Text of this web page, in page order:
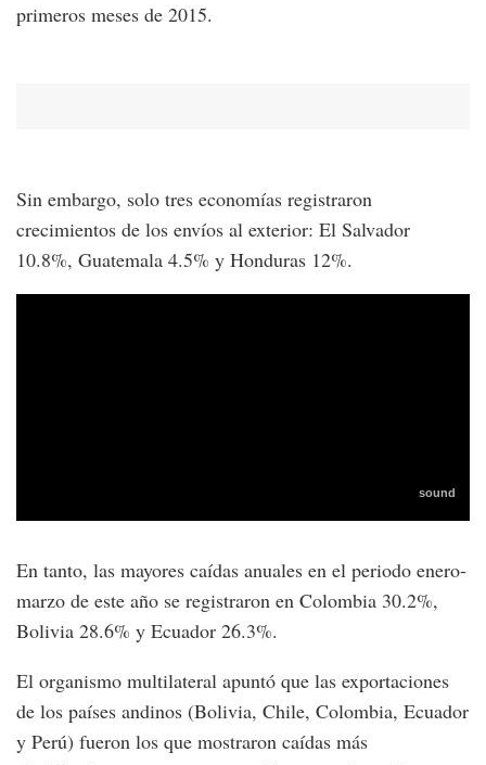
primeros meses de 2015.
Sin embargo, solo tres economías registraron
crecimientos de los envíos al exterior: El Salvador
10.8%, Guatemala 4.5% y Honduras 12%.
En tanto, las mayores caídas anuales en el periodo enero-
marzo de este año se registraron en Colombia 30.2%,
Bolivia 28.6% y Ecuador 26.3%.
El organismo multilateral apuntó que las exportaciones
de los países andinos (Bolivia, Chile, Colombia, Ecuador
y Perú) fueron los que mostraron caídas más